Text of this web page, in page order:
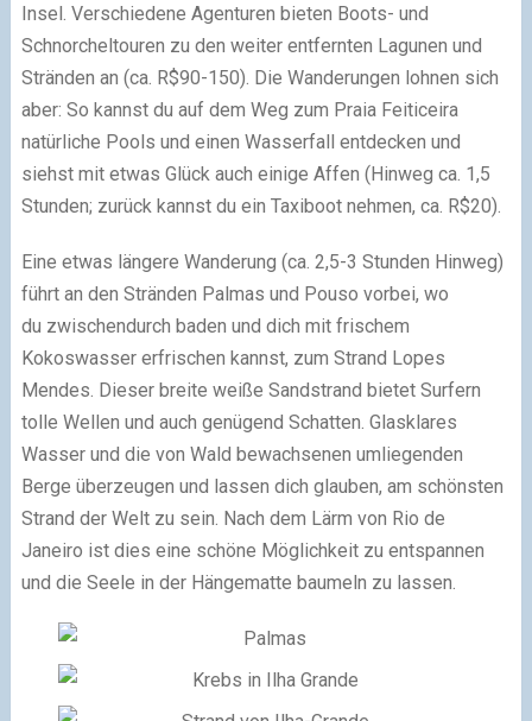
Insel. Verschiedene Agenturen bieten Boots- und
Schnorcheltouren zu den weiter entfernten Lagunen und
Stränden an (ca. R$90-150). Die Wanderungen lohnen sich
aber: So kannst du auf dem Weg zum Praia Feiticeira
natürliche Pools und einen Wasserfall entdecken und
siehst mit etwas Glück auch einige Affen (Hinweg ca. 1,5
Stunden; zurück kannst du ein Taxiboot nehmen, ca. R$20).
Eine etwas längere Wanderung (ca. 2,5-3 Stunden Hinweg)
führt an den Stränden Palmas und Pouso vorbei, wo
du zwischendurch baden und dich mit frischem
Kokoswasser erfrischen kannst, zum Strand Lopes
Mendes. Dieser breite weiße Sandstrand bietet Surfern
tolle Wellen und auch genügend Schatten. Glasklares
Wasser und die von Wald bewachsenen umliegenden
Berge überzeugen und lassen dich glauben, am schönsten
Strand der Welt zu sein. Nach dem Lärm von Rio de
Janeiro ist dies eine schöne Möglichkeit zu entspannen
und die Seele in der Hängematte baumeln zu lassen.